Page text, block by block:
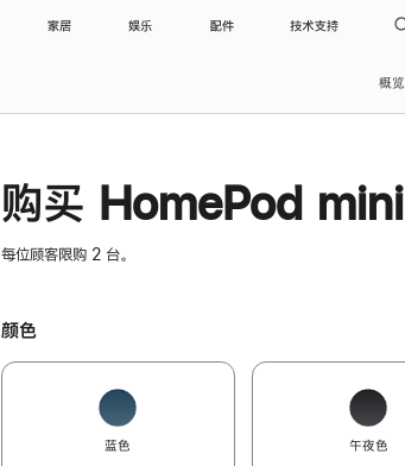
家居 娱乐 配件 技术支持
概览
购买 HomePod mini
每位顾客限购 2 台。
颜色
蓝色 午夜色